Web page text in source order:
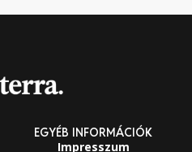
EGYÉB INFORMÁCIÓK
Impresszum